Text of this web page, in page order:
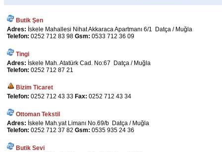
Butik Şen
Adres: İskele Mahallesi Nihat Akkaraca Apartmanı 6/1 Datça / Muğla
Telefon: 0252 712 83 98 Gsm: 0533 712 36 09
Tingi
Adres: İskele Mah. Atatürk Cad. No:67 Datça / Muğla
Telefon: 0252 712 87 21
Bizim Ticaret
Telefon: 0252 712 43 33 Fax: 0252 712 43 34
Ottoman Tekstil
Adres: İskele Mah.yat Limanı No.69/b Datça / Muğla
Telefon: 0252 712 37 82 Gsm: 0535 935 24 36
Butik Sevi